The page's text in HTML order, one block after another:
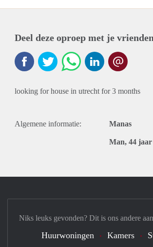
Deel deze oproep met je
looking for house in utrecht for 3 months
Algemene informatie: Manas
Man, 44 jaar
Niks leuks gevonden? Dit is ons andere
Huurwoningen Kamers